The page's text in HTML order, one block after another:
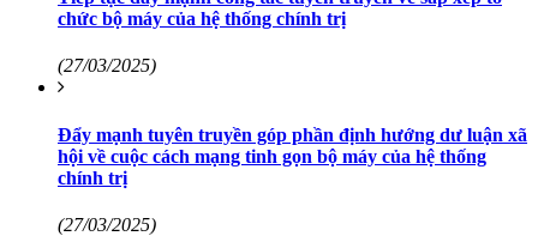
chức bộ máy của hệ thống chính trị
(27/03/2025)
Đẩy mạnh tuyên truyền góp phần định hướng dư luận xã
hội về cuộc cách mạng tinh gọn bộ máy của hệ thống
chính trị
(27/03/2025)